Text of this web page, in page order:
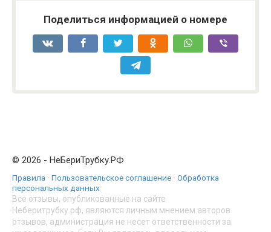
Поделиться информацией о номере
© 2026 - НеБериТрубку.РФ
Правила · Пользовательское соглашение · Обработка
персональных данных
Все отзывы, опубликованные на сайте
Неберитрубку.рф, являются личным мнением авторов
отзывов, администрация не несет ответственности за